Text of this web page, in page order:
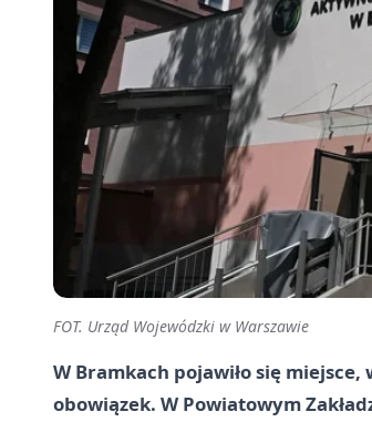
FOT. Urząd Wojewódzki w Warszawie
W Bramkach pojawiło się
obowiązek. W Powiatowym